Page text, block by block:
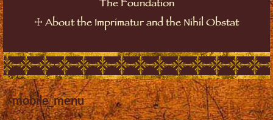
The Foundation
☩ About the Imprimatur and the Nihil Obstat
mobile_menu